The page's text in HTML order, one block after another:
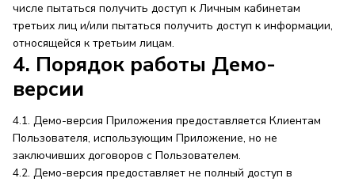
числе пытаться получить доступ к Личным кабинетам
третьих лиц и/или пытаться получить доступ к информации,
относящейся к третьим лицам.
4. Порядок работы Демо-
версии
4.1. Демо-версия Приложения предоставляется Клиентам
Пользователя, использующим Приложение, но не
заключивших договоров с Пользователем.
4.2. Демо-версия предоставляет не полный доступ в